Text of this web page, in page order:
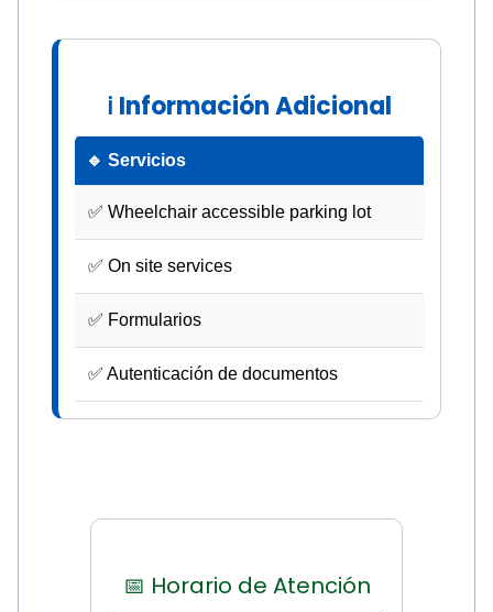
ℹ Información Adicional
🔹 Servicios
✅ Wheelchair accessible parking lot
✅ On site services
✅ Formularios
✅ Autenticación de documentos
📅 Horario de Atención